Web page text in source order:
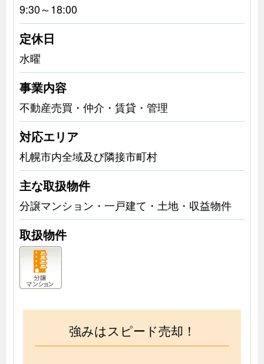
9:30～18:00
定休日
水曜
事業内容
不動産売買・仲介・賃貸・管理
対応エリア
札幌市内全域及び隣接市町村
主な取扱物件
分譲マンション・一戸建て・土地・収益物件
取扱物件
強みはスピード売却！